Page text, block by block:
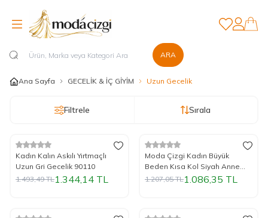
ARA
Hesabım
Favorilerim
Ana Sayfa GECELİK & İÇ GİYİM Uzun Gecelik
Filtrele Sırala
%10İndirim
Yeni
Kadın Kalın Askılı Yırtmaçlı
Uzun Gri Gecelik 90110
1.493,49TL1.344,14 TL
%10İndirim
Yeni
Moda Çizgi Kadın Büyük
Beden Kısa Kol Siyah Anne
Gecelik 1373
1.207,05TL1.086,35 TL